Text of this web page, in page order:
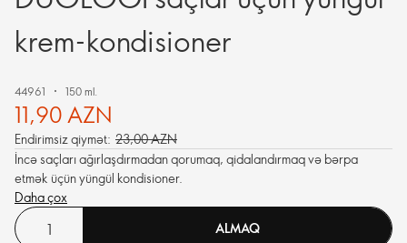
krem-kondisioner
44961 150 ml.
11,90 AZN
Endirimsiz qiymət: 23,00 AZN
İncə saçları ağırlaşdırmadan qorumaq, qidalandırmaq və bərpa
etmək üçün yüngül kondisioner.
Daha çox
ALMAQ